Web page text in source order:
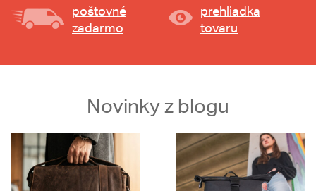
poštovné
zadarmo
prehliadka
tovaru
Novinky z blogu